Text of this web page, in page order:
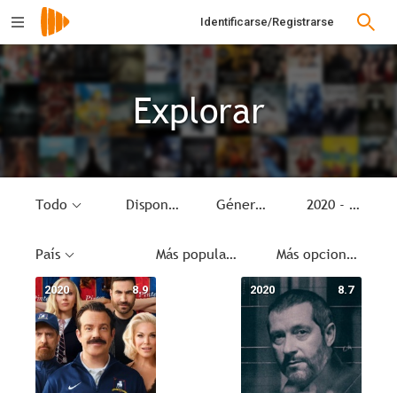
Identificarse/Registrarse
Explorar
Todo Disponible Género 2020 - 2020
País Más populares Más opciones
8.9
2020 8.7
2020